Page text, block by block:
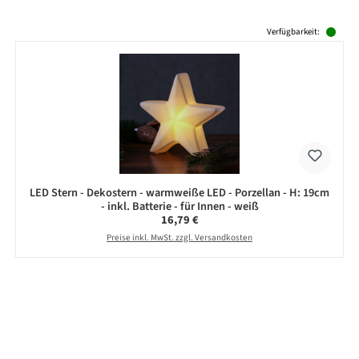
Verfügbarkeit:
LED Stern - Dekostern - warmweiße LED - Porzellan - H: 19cm
- inkl. Batterie - für Innen - weiß
Regulärer Preis:
16,79 €
Preise inkl. MwSt. zzgl. Versandkosten